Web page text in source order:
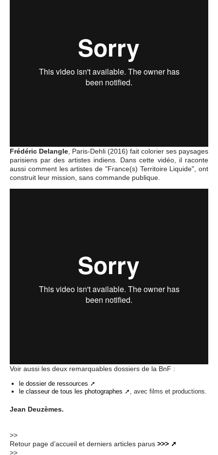
Frédéric Delangle , Paris-Dehli (2016) fait colorier ses paysages
parisiens par des artistes indiens. Dans cette vidéo, il raconte
aussi comment les artistes de "France(s) Territoire Liquide", ont
construit leur mission, sans commande publique.
Voir aussi les deux remarquables dossiers de la BnF :
le dossier de ressources
le classeur de tous les photographes
, avec films et productions.
Jean Deuzèmes.
>>
Retour page d’accueil et derniers articles parus >>>
>>